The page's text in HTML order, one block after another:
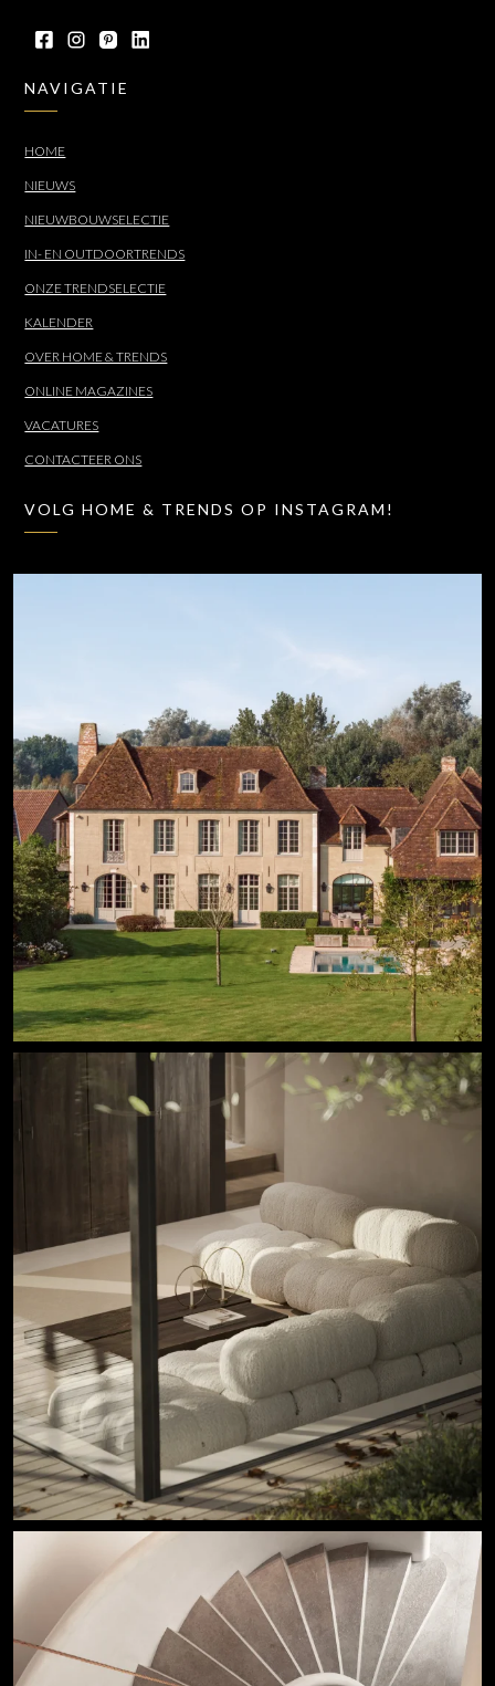
NAVIGATIE
HOME
NIEUWS
NIEUWBOUWSELECTIE
IN- EN OUTDOORTRENDS
ONZE TRENDSELECTIE
KALENDER
OVER HOME & TRENDS
ONLINE MAGAZINES
VACATURES
CONTACTEER ONS
VOLG HOME & TRENDS OP INSTAGRAM!